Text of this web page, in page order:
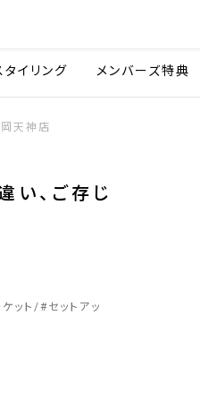
タイリング メンバーズ特典
岡天神店
い、ご存じ
ット #セットアッ